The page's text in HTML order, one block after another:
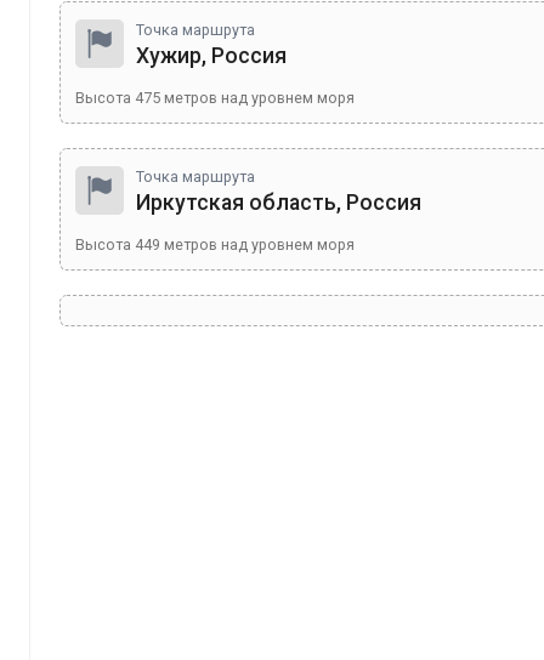
Точка маршрута
Хужир, Россия
Высота 475 метров над уровнем моря
Точка маршрута
Иркутская область, Россия
Высота 449 метров над уровнем моря